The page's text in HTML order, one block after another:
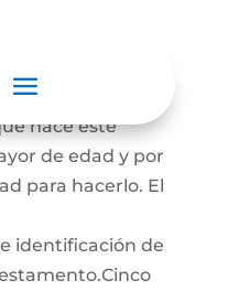
hace este
de edad y por
para hacerlo. El
identificación de